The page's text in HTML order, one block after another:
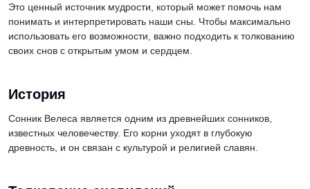
Это ценный источник мудрости, который может помочь нам
понимать и интерпретировать наши сны. Чтобы максимально
использовать его возможности, важно подходить к толкованию
своих снов с открытым умом и сердцем.
История
Сонник Велеса является одним из древнейших сонников,
известных человечеству. Его корни уходят в глубокую
древность, и он связан с культурой и религией славян.